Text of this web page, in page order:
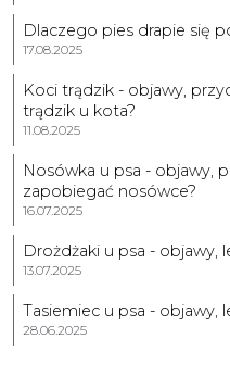
Dlaczego pies drapie się
17.08.2025
Koci trądzik - objawy,
trądzik u kota?
11.08.2025
Nosówka u psa - objawy,
zapobiegać nosówce?
16.07.2025
Drożdżaki u psa - objawy,
13.07.2025
Tasiemiec u psa - objawy,
28.06.2025